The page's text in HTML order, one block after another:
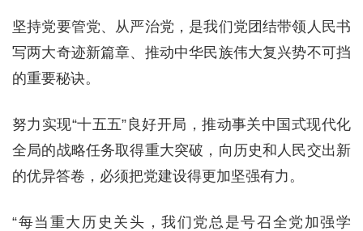
坚持党要管党、从严治党，是我们党团结带领人民书
写两大奇迹新篇章、推动中华民族伟大复兴势不可挡
的重要秘诀。
努力实现“十五五”良好开局，推动事关中国式现代化
全局的战略任务取得重大突破，向历史和人民交出新
的优异答卷，必须把党建设得更加坚强有力。
“每当重大历史关头，我们党总是号召全党加强学